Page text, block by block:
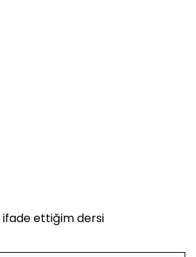
ettiğim dersi